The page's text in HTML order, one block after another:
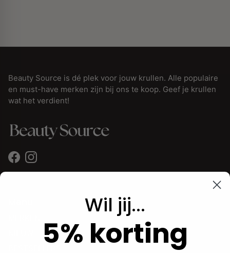
Beauty Source is dé plek voor jouw krullen. Alle populaire
en must-have merken zijn bij ons te koop. Geef je krullen
wat het verdient!
FacebookInstagram
Wil jij...
5% korting